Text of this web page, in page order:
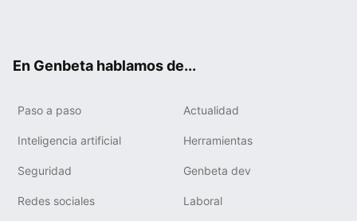
En Genbeta hablamos de...
Paso a paso Actualidad
Inteligencia artificial Herramientas
Seguridad Genbeta dev
Redes sociales Laboral